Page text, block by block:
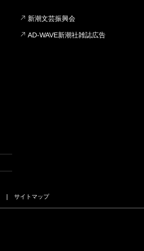
新潮文芸振興会
AD-WAVE新潮社雑誌広告
サイトマップ